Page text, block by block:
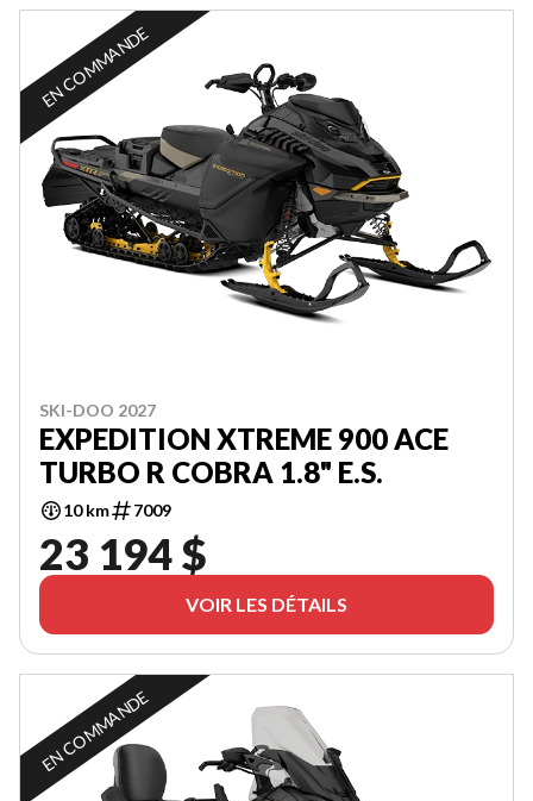
EN COMMANDE
SKI-DOO 2027
EXPEDITION XTREME 900 ACE
TURBO R COBRA 1.8" E.S.
10 km 7009
23 194 $
VOIR LES DÉTAILS
EN COMMANDE